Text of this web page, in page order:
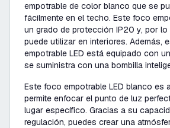
empotrable de color blanco que se
fácilmente en el techo. Este foco
un grado de protección IP20 y, por
puede utilizar en interiores. Además,
empotrable LED está equipado con
se suministra con una bombilla
Este foco empotrable LED blanco es
permite enfocar el punto de luz
lugar específico. Gracias a su
regulación, puedes crear una